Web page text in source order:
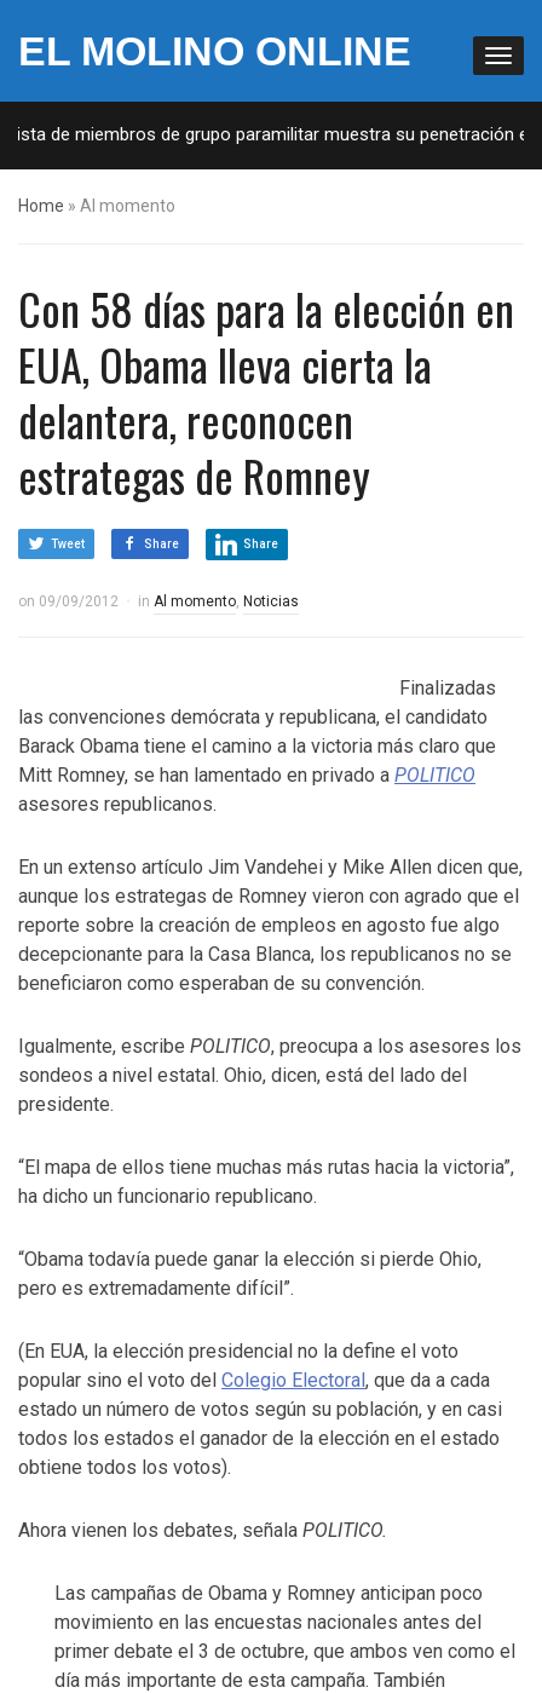
EL MOLINO ONLINE
de miembros de grupo paramilitar muestra su penetración en la
Home » Al momento
Con 58 días para la elección en
EUA, Obama lleva cierta la
delantera, reconocen
estrategas de Romney
Tweet Share Share
on 09/09/2012 in Al momento, Noticias
Finalizadas
las convenciones demócrata y republicana, el candidato
Barack Obama tiene el camino a la victoria más claro que
Mitt Romney, se han lamentado en privado a POLITICO
asesores republicanos.
En un extenso artículo Jim Vandehei y Mike Allen dicen que,
aunque los estrategas de Romney vieron con agrado que el
reporte sobre la creación de empleos en agosto fue algo
decepcionante para la Casa Blanca, los republicanos no se
beneficiaron como esperaban de su convención.
Igualmente, escribe POLITICO, preocupa a los asesores los
sondeos a nivel estatal. Ohio, dicen, está del lado del
presidente.
“El mapa de ellos tiene muchas más rutas hacia la victoria”,
ha dicho un funcionario republicano.
“Obama todavía puede ganar la elección si pierde Ohio,
pero es extremadamente difícil”.
(En EUA, la elección presidencial no la define el voto
popular sino el voto del Colegio Electoral, que da a cada
estado un número de votos según su población, y en casi
todos los estados el ganador de la elección en el estado
obtiene todos los votos).
Ahora vienen los debates, señala POLITICO.
Las campañas de Obama y Romney anticipan poco
movimiento en las encuestas nacionales antes del
primer debate el 3 de octubre, que ambos ven como el
día más importante de esta campaña. También